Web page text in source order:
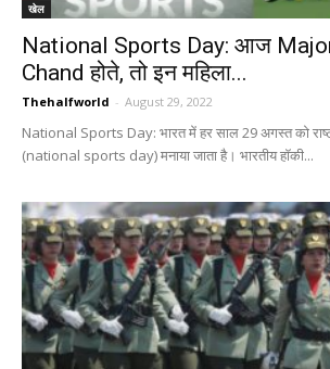
खेल
National Sports Day: आज
Chand होते, तो इन महिला...
Thehalfworld - August 29, 2022
National Sports Day: भारत में हर साल 29 अगस्त को
(national sports day) मनाया जाता है। भारतीय हॉकी...